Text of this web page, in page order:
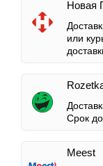
Новая
или
Срок
Meest